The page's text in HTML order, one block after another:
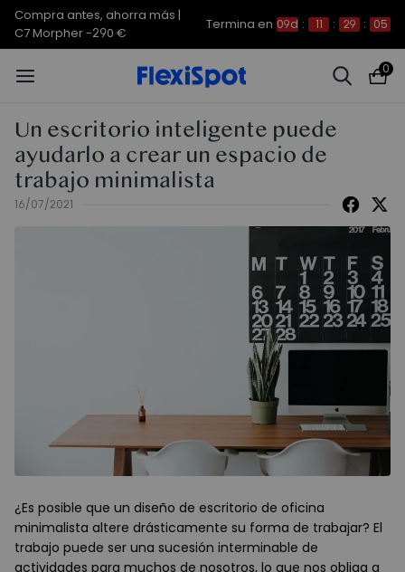
Compra antes, ahorra más | E7
Plus -200 €
Termina en 09d : 11 : 29 : 04
0
Un escritorio inteligente puede
ayudarlo a crear un espacio de
trabajo minimalista
16/07/2021
¿Es posible que un diseño de escritorio de oficina
minimalista altere drásticamente su forma de trabajar? El
trabajo puede ser una sucesión interminable de
actividades para muchos de nosotros, lo que nos obliga a